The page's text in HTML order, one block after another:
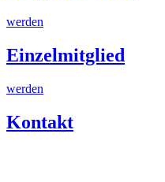
werden
Einzelmitglied
werden
Kontakt